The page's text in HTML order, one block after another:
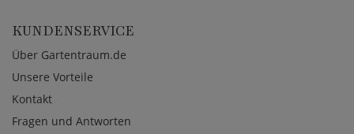
KUNDENSERVICE
Über Gartentraum.de
Unsere Vorteile
Kontakt
Fragen und Antworten